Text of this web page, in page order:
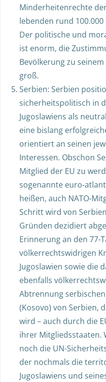
Minderheitenrechte
lebenden rund
Der politische und
ist enorm, die
Bevölkerung zu
groß.
Serbien: Serbien
sicherheitspolitisch in
Jugoslawiens als
eine bislang
orientiert an seinen
Interessen. Obschon
Mitglied der EU zu
sogenannte euro-
heißen, auch NATO-
Schritt wird von
Gründen dezidiert
Erinnerung an den 77-
völkerrechtswidrigen
Jugoslawien sowie die
ebenfalls
Abtrennung
(Kosovo) von Serbien,
wird – auch durch die
ihrer Mitgliedsstaaten.
noch die UN-
der nochmals die
Jugoslawiens und